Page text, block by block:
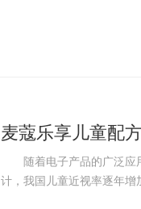
麦蔻乐享儿童配
随着电子产品的广泛应用
计，我国儿童近视率逐年